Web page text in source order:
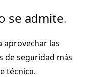
se admite.
aprovechar las
de seguridad más
técnico.